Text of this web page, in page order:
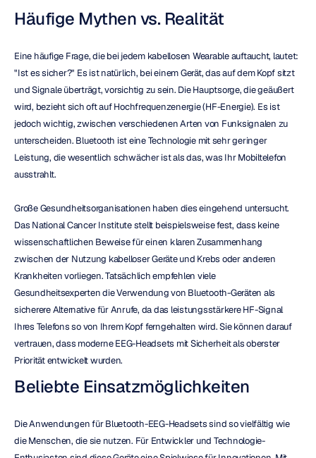
Häufige Mythen vs. Realität
Eine häufige Frage, die bei jedem kabellosen Wearable auftaucht, lautet:
"Ist es sicher?" Es ist natürlich, bei einem Gerät, das auf dem Kopf sitzt
und Signale überträgt, vorsichtig zu sein. Die Hauptsorge, die geäußert
wird, bezieht sich oft auf Hochfrequenzenergie (HF-Energie). Es ist
jedoch wichtig, zwischen verschiedenen Arten von Funksignalen zu
unterscheiden. Bluetooth ist eine Technologie mit sehr geringer
Leistung, die wesentlich schwächer ist als das, was Ihr Mobiltelefon
ausstrahlt.
Große Gesundheitsorganisationen haben dies eingehend untersucht.
Das National Cancer Institute stellt beispielsweise fest, dass keine
wissenschaftlichen Beweise für einen klaren Zusammenhang
zwischen der Nutzung kabelloser Geräte und Krebs oder anderen
Krankheiten vorliegen. Tatsächlich empfehlen viele
Gesundheitsexperten die Verwendung von Bluetooth-Geräten als
sicherere Alternative für Anrufe, da das leistungsstärkere HF-Signal
Ihres Telefons so von Ihrem Kopf ferngehalten wird. Sie können darauf
vertrauen, dass moderne EEG-Headsets mit Sicherheit als oberster
Priorität entwickelt wurden.
Beliebte Einsatzmöglichkeiten
Die Anwendungen für Bluetooth-EEG-Headsets sind so vielfältig wie
die Menschen, die sie nutzen. Für Entwickler und Technologie-